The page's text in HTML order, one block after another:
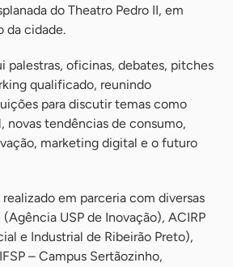
do Theatro Pedro II, em
da cidade.
palestras, oficinas, debates, pitches
qualificado, reunindo
para discutir temas como
tendências de consumo,
marketing digital e o futuro
realizado em parceria com diversas
USP de Inovação), ACIRP
e Industrial de Ribeirão Preto),
– Campus Sertãozinho,